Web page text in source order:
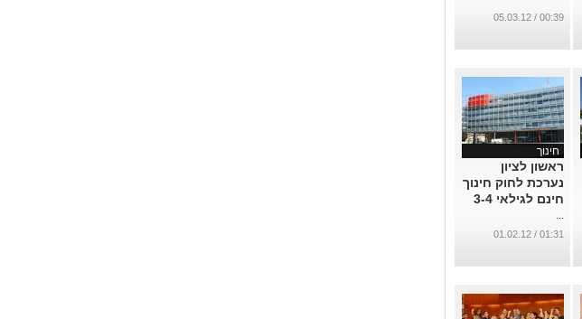
00:39 / 05.03.12
חינוך
ראשון לציון
נערכת לחוק חינוך
חינם לגילאי 3-4
...
01:31 / 01.02.12